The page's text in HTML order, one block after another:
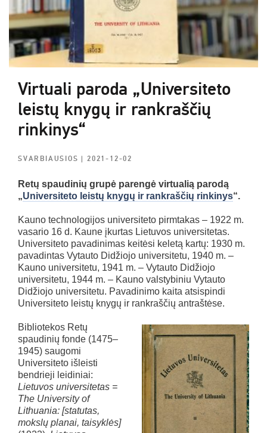
Virtuali paroda „Universiteto
leistų knygų ir rankraščių
rinkinys“
SVARBIAUSIOS| 2021-12-02
Retų spaudinių grupė parengė virtualią parodą
„Universiteto leistų knygų ir rankraščių rinkinys“.
Kauno technologijos universiteto pirmtakas – 1922 m.
vasario 16 d. Kaune įkurtas Lietuvos universitetas.
Universiteto pavadinimas keitėsi keletą kartų: 1930 m.
pavadintas Vytauto Didžiojo universitetu, 1940 m. –
Kauno universitetu, 1941 m. – Vytauto Didžiojo
universitetu, 1944 m. – Kauno valstybiniu Vytauto
Didžiojo universitetu. Pavadinimo kaita atsispindi
Universiteto leistų knygų ir rankraščių antraštėse.
Bibliotekos Retų
spaudinių fonde (1475–
1945) saugomi
Universiteto išleisti
bendrieji leidiniai:
Lietuvos universitetas =
The University of
Lithuania: [statutas,
mokslų planai, taisyklės]